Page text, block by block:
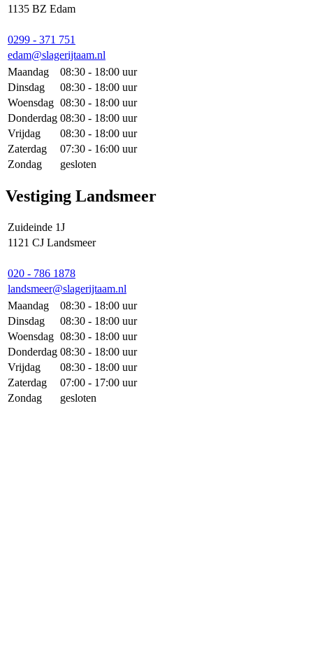
1135 BZ Edam
0299 - 371 751
edam@slagerijtaam.nl
Maandag
08:30 - 18:00 uur
Dinsdag
08:30 - 18:00 uur
Woensdag 08:30 - 18:00 uur
Donderdag 08:30 - 18:00 uur
Vrijdag
08:30 - 18:00 uur
Zaterdag
07:30 - 16:00 uur
Zondag
gesloten
Vestiging Landsmeer
Zuideinde 1J
1121 CJ Landsmeer
020 - 786 1878
landsmeer@slagerijtaam.nl
Maandag
08:30 - 18:00 uur
Dinsdag
08:30 - 18:00 uur
Woensdag 08:30 - 18:00 uur
Donderdag 08:30 - 18:00 uur
Vrijdag
08:30 - 18:00 uur
Zaterdag
07:00 - 17:00 uur
Zondag
gesloten